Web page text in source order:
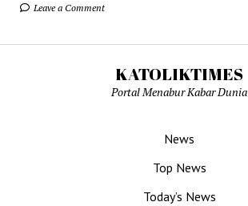
Leave a Comment
KATOLIKTIMES
Portal Menabur Kabar Dunia
News
Top News
Today’s News